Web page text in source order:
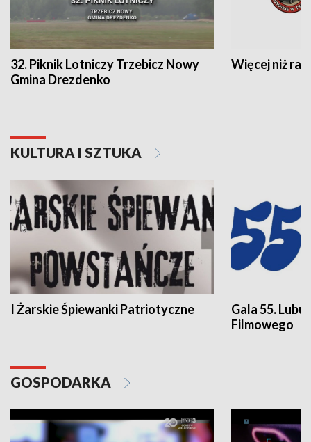
32. Piknik Lotniczy Trzebicz Nowy
Gmina Drezdenko
Więcej niż rajd
KULTURA I SZTUKA
I Żarskie Śpiewanki Patriotyczne
Gala 55.
Filmowego
GOSPODARKA